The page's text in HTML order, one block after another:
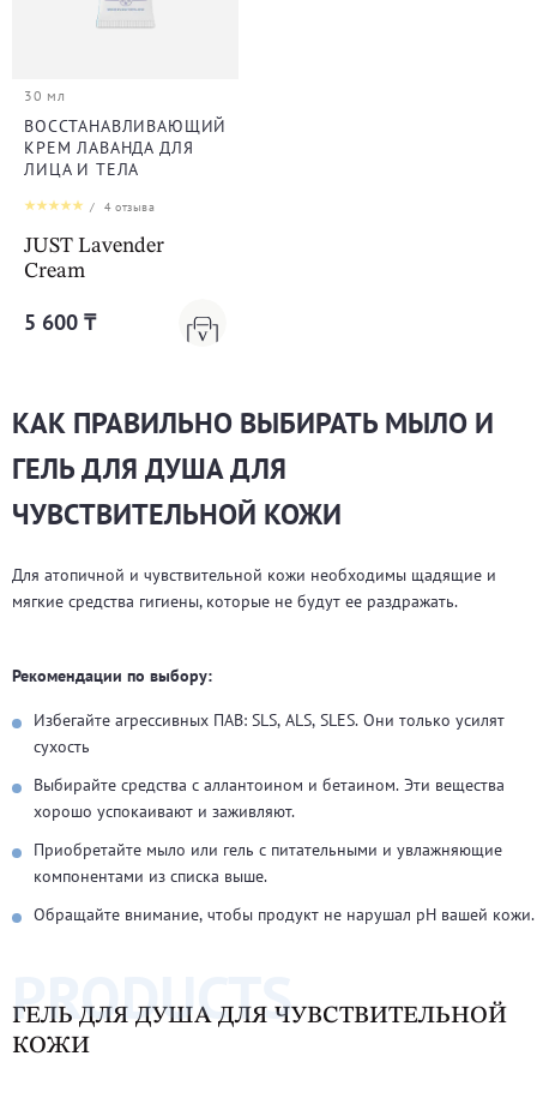
30 мл
ВОССТАНАВЛИВАЮЩИЙ
КРЕМ ЛАВАНДА ДЛЯ
ЛИЦА И ТЕЛА
/ 4отзыва
JUST Lavender
Cream
5 600 ₸
КАК ПРАВИЛЬНО ВЫБИРАТЬ МЫЛО И
ГЕЛЬ ДЛЯ ДУША ДЛЯ
ЧУВСТВИТЕЛЬНОЙ КОЖИ
Для атопичной и чувствительной кожи необходимы щадящие и
мягкие средства гигиены, которые не будут ее раздражать.
Рекомендации по выбору:
Избегайте агрессивных ПАВ: SLS, ALS, SLES. Они только усилят
сухость
Выбирайте средства с аллантоином и бетаином. Эти вещества
хорошо успокаивают и заживляют.
Приобретайте мыло или гель с питательными и увлажняющие
компонентами из списка выше.
Обращайте внимание, чтобы продукт не нарушал рН вашей кожи.
PRODUCTS
ГЕЛЬ ДЛЯ ДУША ДЛЯ ЧУВСТВИТЕЛЬНОЙ
КОЖИ